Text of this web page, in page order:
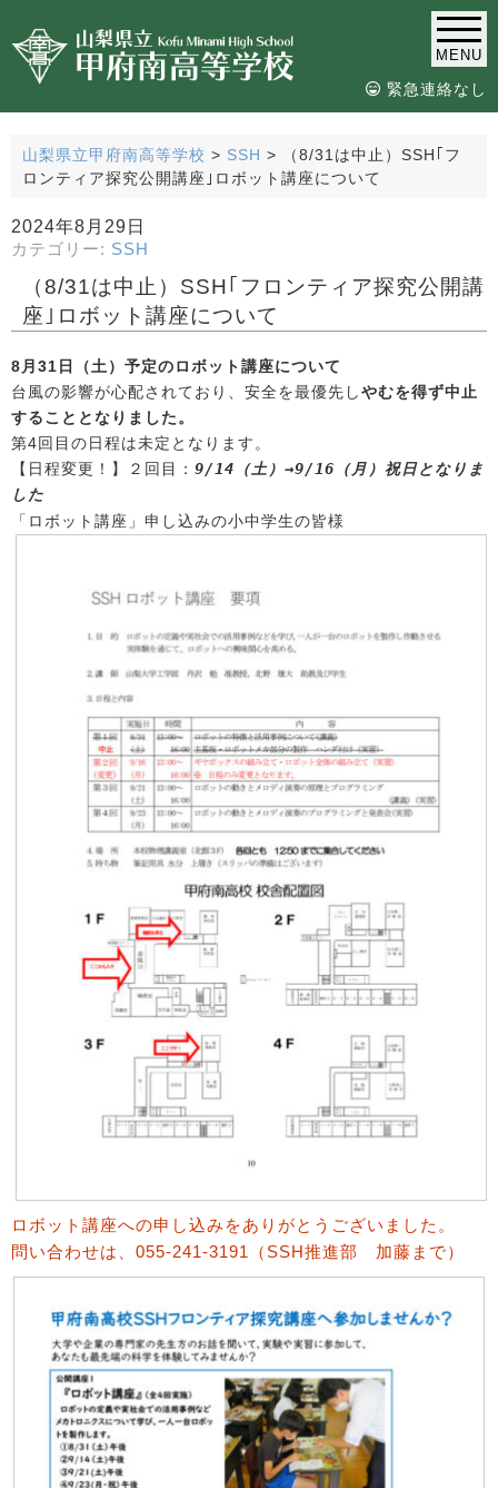
MENU
緊急連絡なし
山梨県立甲府南高等学校 > SSH >
（8/31は中止）SSH｢フ
ロンティア探究公開講座｣ロボット講座について
2024年8月29日
カテゴリー: SSH
（8/31は中止）SSH｢フロンティア探究公開講
座｣ロボット講座について
8月31日（土）予定のロボット講座について
台風の影響が心配されており、安全を最優先し やむを得ず中止
することとなりました。
第4回目の日程は未定となります。
【日程変更！】２回目： 9/14（土）→9/16（月）祝日となりま
した
「ロボット講座」申し込みの小中学生の皆様
ロボット講座への申し込みをありがとうございました。
問い合わせは、055-241-3191（SSH推進部 加藤まで）